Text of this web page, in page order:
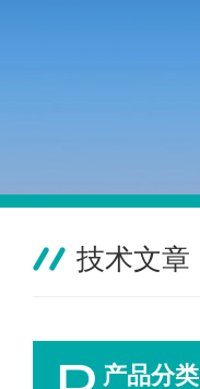
技术文章
产品分类